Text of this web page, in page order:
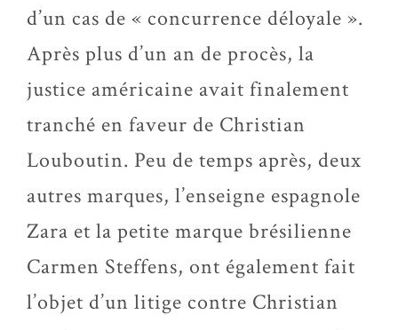
d’un cas de « concurrence déloyale ».
Après plus d’un an de procès, la
justice américaine avait finalement
tranché en faveur de Christian
Louboutin. Peu de temps après, deux
autres marques, l’enseigne espagnole
Zara et la petite marque brésilienne
Carmen Steffens, ont également fait
l’objet d’un litige contre Christian